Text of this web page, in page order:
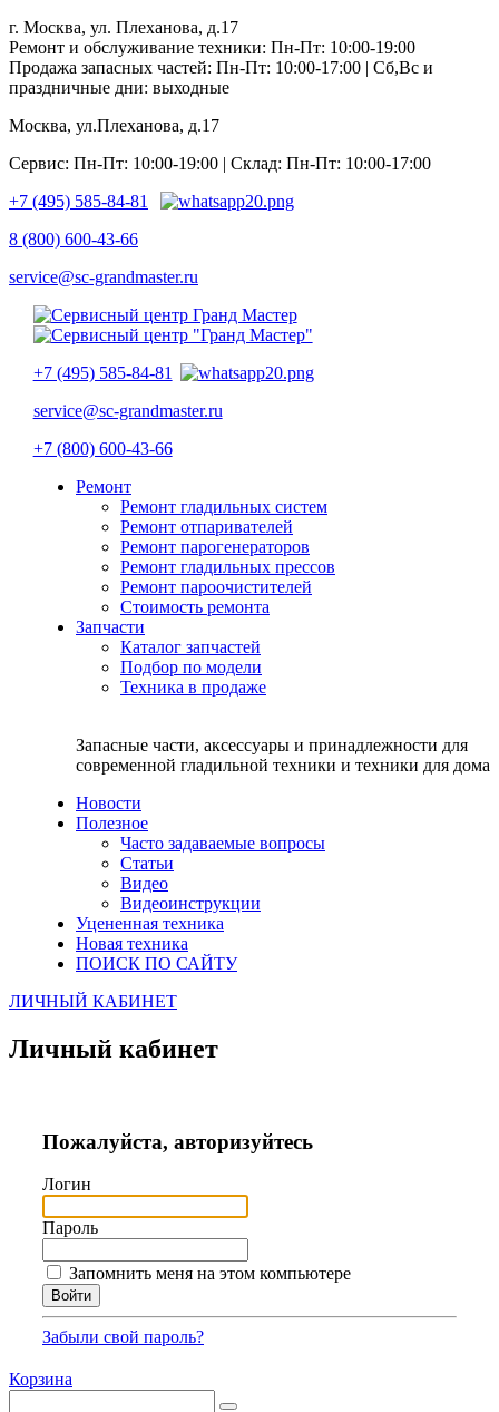
г. Москва, ул. Плеханова, д.17
Ремонт и обслуживание техники: Пн-Пт: 10:00-19:00
Продажа запасных частей: Пн-Пт: 10:00-17:00 | Сб,Вс и
праздничные дни: выходные
Москва, ул.Плеханова, д.17
Сервис: Пн-Пт: 10:00-19:00 | Склад: Пн-Пт: 10:00-17:00
+7 (495) 585-84-81
8 (800) 600-43-66
service@sc-grandmaster.ru
+7 (495) 585-84-81
service@sc-grandmaster.ru
+7 (800) 600-43-66
Ремонт
Ремонт гладильных систем
Ремонт отпаривателей
Ремонт парогенераторов
Ремонт гладильных прессов
Ремонт пароочистителей
Стоимость ремонта
Запчасти
Каталог запчастей
Подбор по модели
Техника в продаже
Запасные части, аксессуары и принадлежности для
современной гладильной техники и техники для дома
Новости
Полезное
Часто задаваемые вопросы
Статьи
Видео
Видеоинструкции
Уцененная техника
Новая техника
ПОИСК ПО САЙТУ
ЛИЧНЫЙ КАБИНЕТ
Личный кабинет
Пожалуйста, авторизуйтесь
Логин
Пароль
Запомнить меня на этом компьютере
Забыли свой пароль?
Корзина